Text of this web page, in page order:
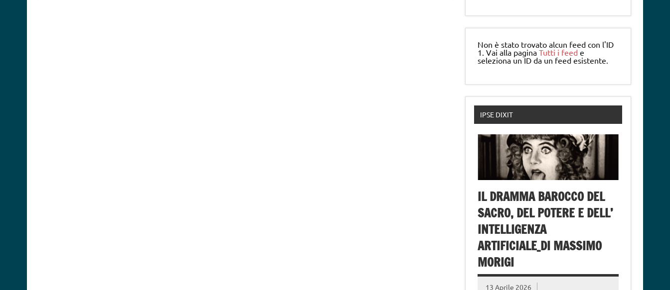
Non è stato trovato alcun feed con l'ID
1. Vai alla paginaTutti i feed e
seleziona un ID da un feed esistente.
IPSE DIXIT
IL DRAMMA BAROCCO DEL
SACRO, DEL POTERE E DELL’
INTELLIGENZA
ARTIFICIALE_DI MASSIMO
MORIGI
13 Aprile 2026